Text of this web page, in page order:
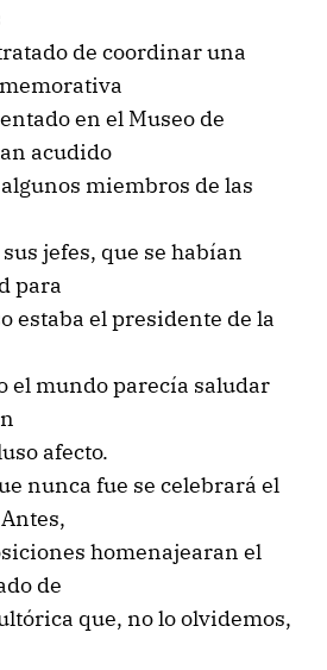
de coordinar una
en el Museo de
acudido
miembros de las
jefes, que se habían
para
estaba el presidente de la
el mundo parecía saludar
afecto.
nunca fue se celebrará el
homenajearan el
de
que, no lo olvidemos,